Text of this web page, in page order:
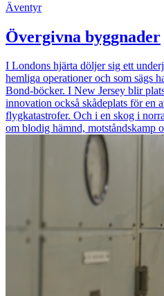
Äventyr
Övergivna byggnader
I Londons hjärta döljer sig ett
hemliga operationer och som sägs
Bond-böcker. I New Jersey blir
innovation också skådeplats för en
flygkatastrofer. Och i en skog i
om blodig hämnd, motståndskamp